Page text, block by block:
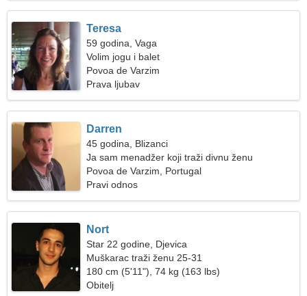
Teresa
59 godina, Vaga
Volim jogu i balet
Povoa de Varzim
Prava ljubav
Darren
45 godina, Blizanci
Ja sam menadžer koji traži divnu ženu
Povoa de Varzim, Portugal
Pravi odnos
Nort
Star 22 godine, Djevica
Muškarac traži ženu 25-31
180 cm (5'11"), 74 kg (163 lbs)
Obitelj